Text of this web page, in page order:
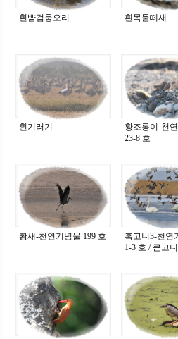
흰뺨검둥오리 흰목물떼새
흰기러기
황조롱이-천
23-8 호
황새-천연기념물 199 호
혹고니3-천연
1-3 호 / 큰고